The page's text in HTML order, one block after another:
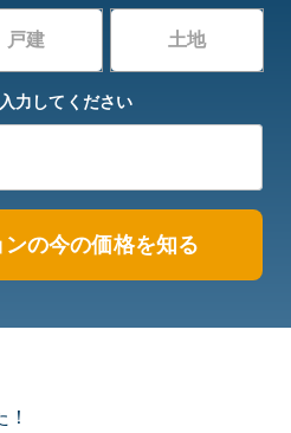
戸建 土地
力してください
ンの今の価格を知る